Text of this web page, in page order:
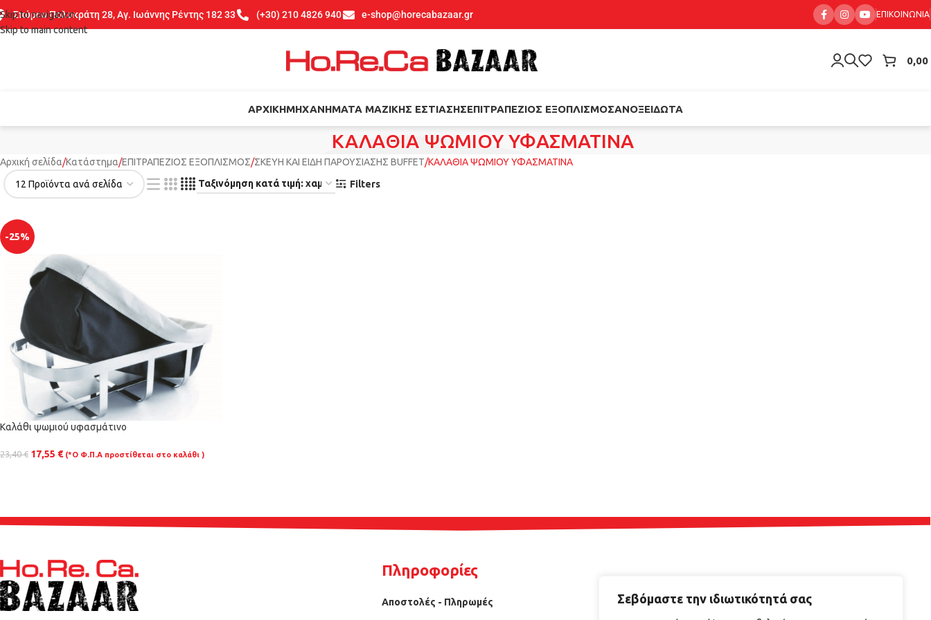
Σεβόμαστε την ιδιωτικότητά σας
Skip to navigation
Skip to main content
Σπύρου Πολυκράτη 28, Αγ. Ιωάννης Ρέντης 182 33 (+30) 210 4826 940 e-shop@horecabazaar.gr ΕΠΙΚΟΙΝΩΝΊΑ
0,00
ΑΡΧΙΚΉΜΗΧΑΝΉΜΑΤΑ ΜΑΖΙΚΉΣ ΕΣΤΊΑΣΗΣΕΠΙΤΡΑΠΈΖΙΟΣ ΕΞΟΠΛΙΣΜΌΣΑΝΟΞΕΊΔΩΤΑ
ΚΑΛΑΘΙΑ ΨΩΜΙΟΥ ΥΦΑΣΜΑΤΙΝΑ
Αρχική σελίδα Κατάστημα ΕΠΙΤΡΑΠΕΖΙΟΣ ΕΞΟΠΛΙΣΜΟΣ ΣΚΕΥΗ ΚΑΙ ΕΙΔΗ ΠΑΡΟΥΣΙΑΣΗΣ BUFFET ΚΑΛΑΘΙΑ ΨΩΜΙΟΥ ΥΦΑΣΜΑΤΙΝΑ
Filters
-25%
Καλάθι ψωμιού υφασμάτινο
23,40€ 17,55 € (*Ο Φ.Π.Α προστίθεται στο καλάθι )
Πληροφορίες
Αποστολές - Πληρωμές Έντυπο Εγγύησης ΣΕΕΜΕ